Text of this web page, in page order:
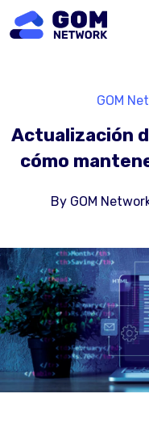
Actualización
cómo
GOM
By GOM